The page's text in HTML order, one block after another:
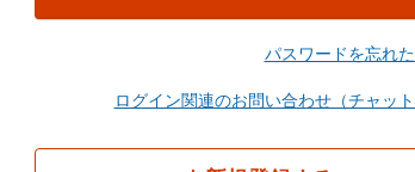
パスワードを忘れ
ログイン関連のお問い合わせ（チャット